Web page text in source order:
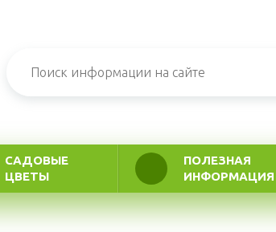
САДОВЫЕ
ЦВЕТЫ
ПОЛЕЗНАЯ
ИНФОРМАЦИЯ